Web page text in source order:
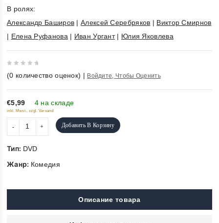
В ролях:
Александр Баширов |Алексей Серебряков | Виктор Смирнов
| Елена Руфанова| Иван Ургант| Юлия Яковлева
out
of
5
(0 количество оценок) | Войдите, Чтобы Оценить
€5,99 4 на складе
inkl. Mwst., zzgl. Versand
Добавить В Корзину
Тип: DVD
Жанр: Комедия
Описание товара